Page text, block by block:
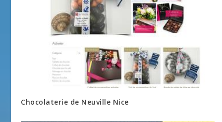
Chocolaterie de Neuville Nice